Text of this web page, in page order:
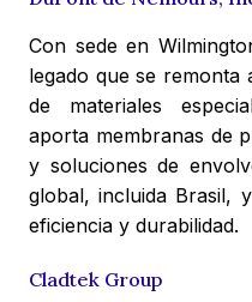
Con sede en
legado que se remonta
de materiales
aporta membranas de
y soluciones de
global, incluida Brasil,
eficiencia y durabilidad.
Cladtek Group